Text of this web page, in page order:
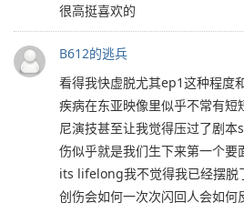
很高挺喜欢的
B612的逃兵
看得我快虚脱尤其ep1这种程度
疾病在东亚映像里似乎不常有短
尼演技甚至让我觉得压过了剧
伤似乎就是我们生下来第一个
its lifelong我不觉得我已经摆脱
创伤会如何一次次闪回人会如何